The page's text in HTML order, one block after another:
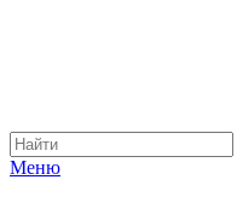
Меню